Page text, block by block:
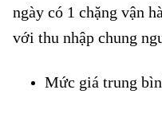
ngày có 1 chặng vận
với thu nhập chung
Mức giá trung